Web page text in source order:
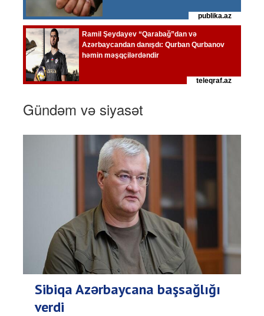
Gündəm və siyasət
Sibiqa Azərbaycana başsağlığı
verdi